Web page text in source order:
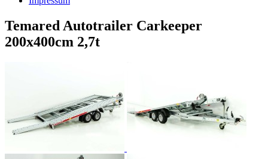
Temared Autotrailer Carkeeper
200x400cm 2,7t